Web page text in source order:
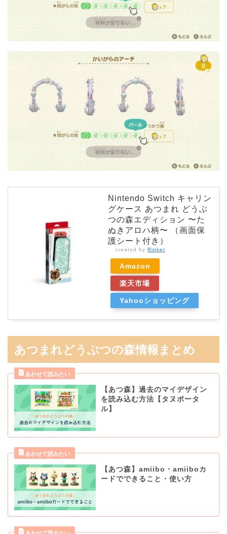
Nintendo Switch キャリン
グケース あつまれ どうぶ
つの森エディション 〜た
ぬきアロハ柄〜 （画面保
護シート付き）
created by Rinker
Amazon
楽天市場
Yahooショッピング
あつまれどうぶつの森情報まとめ
【あつ森】過去のマイデザイン
を読み込む方法【タヌポータ
ル】
【あつ森】amiibo・amiiboカ
ードでできること・使い方